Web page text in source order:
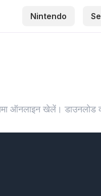
Nintendo
ऑनलाइन खेलें। डाउनलोड